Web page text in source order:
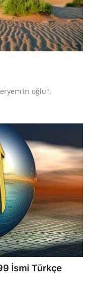
oğlu",
İsmi Türkçe